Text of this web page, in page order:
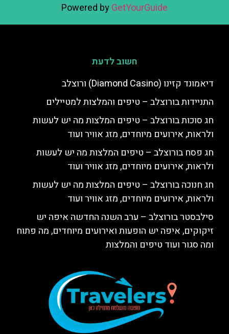
Powered byGetYourGuide
חשוב לדעת
דיאמונד קזינו (Diamond Casino) ורוצלב
התניידות בורוצלב – טיפים והמלצות למטיילים
חג סוכות בורוצלב – טיפים המלצות מה יש לעשות
ולראות, אירועים מיוחדים, מזג אוויר ועוד
חג פסח בורוצלב – טיפים המלצות מה יש לעשות
ולראות, אירועים מיוחדים, מזג אוויר ועוד
חג חנוכה בורוצלב – טיפים המלצות מה יש לעשות
ולראות, אירועים מיוחדים, מזג אוויר ועוד
סילבסטר בורוצלב – ערב השנה החדשה איפה יש
זיקוקים, איפה יש הופעות ואירועים מיוחדים, מה פתוח
ומה סגור ועוד טיפים והמלצות